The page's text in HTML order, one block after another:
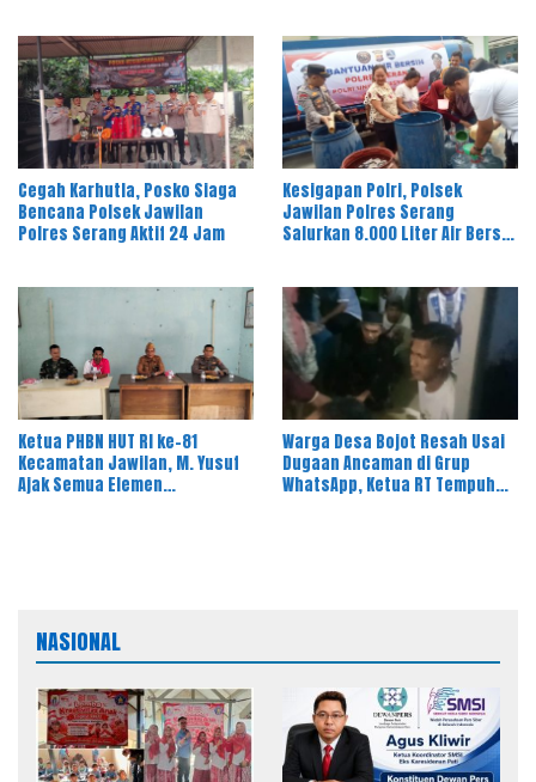
Cegah Karhutla, Posko Siaga
Bencana Polsek Jawilan
Polres Serang Aktif 24 Jam
Kesigapan Polri, Polsek
Jawilan Polres Serang
Salurkan 8.000 Liter Air Bersih
Ketua PHBN HUT RI ke-81
Kecamatan Jawilan, M. Yusuf
Ajak Semua Elemen
Warga Desa Bojot Resah Usai
Dugaan Ancaman di Grup
WhatsApp, Ketua RT Tempuh
NASIONAL